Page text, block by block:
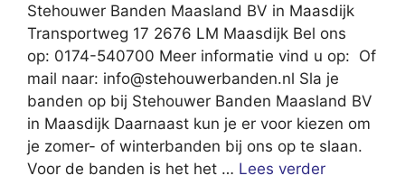
Stehouwer Banden Maasland BV in Maasdijk
Transportweg 17 2676 LM Maasdijk Bel ons
op: 0174-540700 Meer informatie vind u op: Of
mail naar: info@stehouwerbanden.nl Sla je
banden op bij Stehouwer Banden Maasland BV
in Maasdijk Daarnaast kun je er voor kiezen om
je zomer- of winterbanden bij ons op te slaan.
Voor de banden is het het … Lees verder